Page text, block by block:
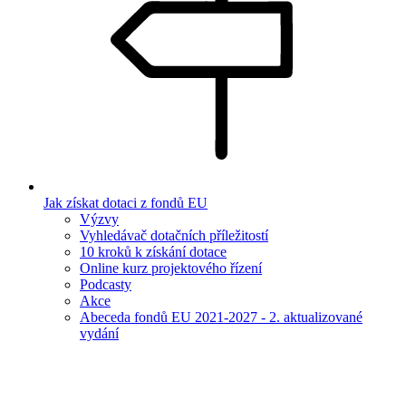
Jak získat dotaci z fondů EU
Výzvy
Vyhledávač dotačních příležitostí
10 kroků k získání dotace
Online kurz projektového řízení
Podcasty
Akce
Abeceda fondů EU 2021-2027 - 2. aktualizované
vydání